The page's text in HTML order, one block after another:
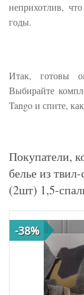
неприхотлив,
годы.
Итак, готовы
Выбирайте
Tango и спите,
Покупатели,
белье из
(2шт) 1,5-
-38%